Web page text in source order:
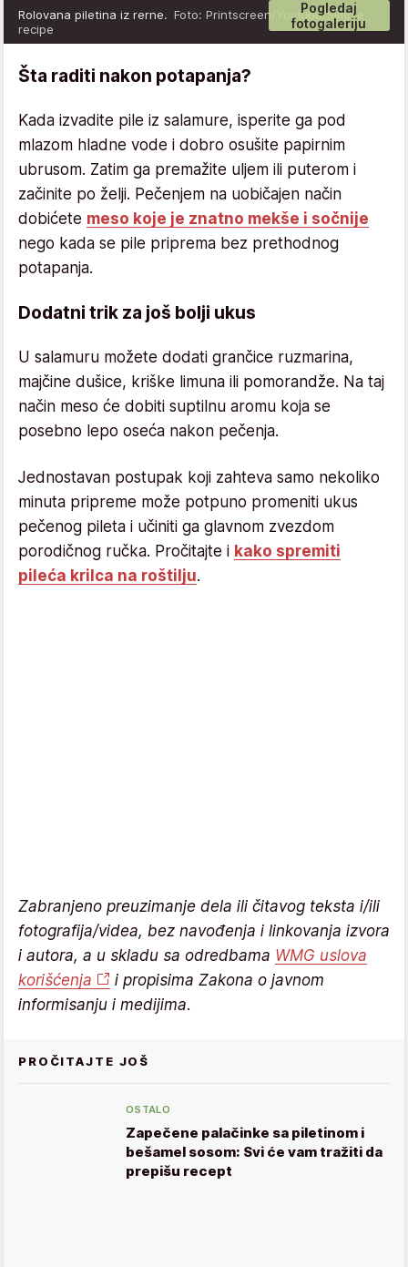
Pogledaj
fotogaleriju
Rolovana piletina iz rerne. Foto: Printscreen/Youtube/Simple
recipe
Šta raditi nakon potapanja?
Kada izvadite pile iz salamure, isperite ga pod
mlazom hladne vode i dobro osušite papirnim
ubrusom. Zatim ga premažite uljem ili puterom i
začinite po želji. Pečenjem na uobičajen način
dobićete meso koje je znatno mekše i sočnije
nego kada se pile priprema bez prethodnog
potapanja.
Dodatni trik za još bolji ukus
U salamuru možete dodati grančice ruzmarina,
majčine dušice, kriške limuna ili pomorandže. Na taj
način meso će dobiti suptilnu aromu koja se
posebno lepo oseća nakon pečenja.
Jednostavan postupak koji zahteva samo nekoliko
minuta pripreme može potpuno promeniti ukus
pečenog pileta i učiniti ga glavnom zvezdom
porodičnog ručka. Pročitajte i kako spremiti
pileća krilca na roštilju.
Zabranjeno preuzimanje dela ili čitavog teksta i/ili
fotografija/videa, bez navođenja i linkovanja izvora
i autora, a u skladu sa odredbama WMG uslova
korišćenja
i propisima Zakona o javnom
informisanju i medijima.
PROČITAJTE JOŠ
OSTALO
Zapečene palačinke sa piletinom i
bešamel sosom: Svi će vam tražiti da
prepišu recept